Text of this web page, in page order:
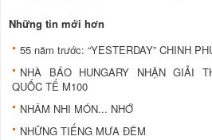
Những tin mới hơn
55 năm trước: “YESTERDAY” CHINH
NHÀ BÁO HUNGARY NHẬN GIẢI
QUỐC TẾ M100
NHÂM NHI MÓN... NHỚ
NHỮNG TIẾNG MƯA ĐÊM